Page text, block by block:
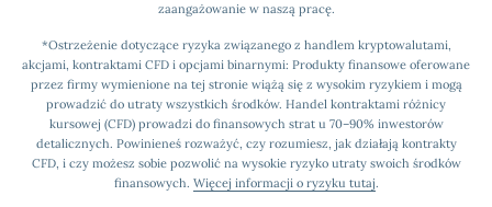
zaangażowanie w naszą pracę.
*Ostrzeżenie dotyczące ryzyka związanego z handlem kryptowalutami,
akcjami, kontraktami CFD i opcjami binarnymi: Produkty finansowe oferowane
przez firmy wymienione na tej stronie wiążą się z wysokim ryzykiem i mogą
prowadzić do utraty wszystkich środków. Handel kontraktami różnicy
kursowej (CFD) prowadzi do finansowych strat u 70–90% inwestorów
detalicznych. Powinieneś rozważyć, czy rozumiesz, jak działają kontrakty
CFD, i czy możesz sobie pozwolić na wysokie ryzyko utraty swoich środków
finansowych. Więcej informacji o ryzyku tutaj.